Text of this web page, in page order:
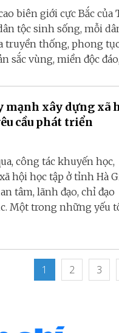
biên giới cực Bắc của
tộc sinh sống, mỗi
truyền thống, phong
sắc vùng, miền độc
mạnh xây dựng xã
cầu phát triển
công tác khuyến học,
hội học tập ở tỉnh Hà
tâm, lãnh đạo, chỉ đạo
Một trong những yếu
1 2 3